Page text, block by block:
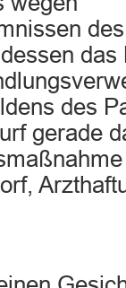
das
des
gerade